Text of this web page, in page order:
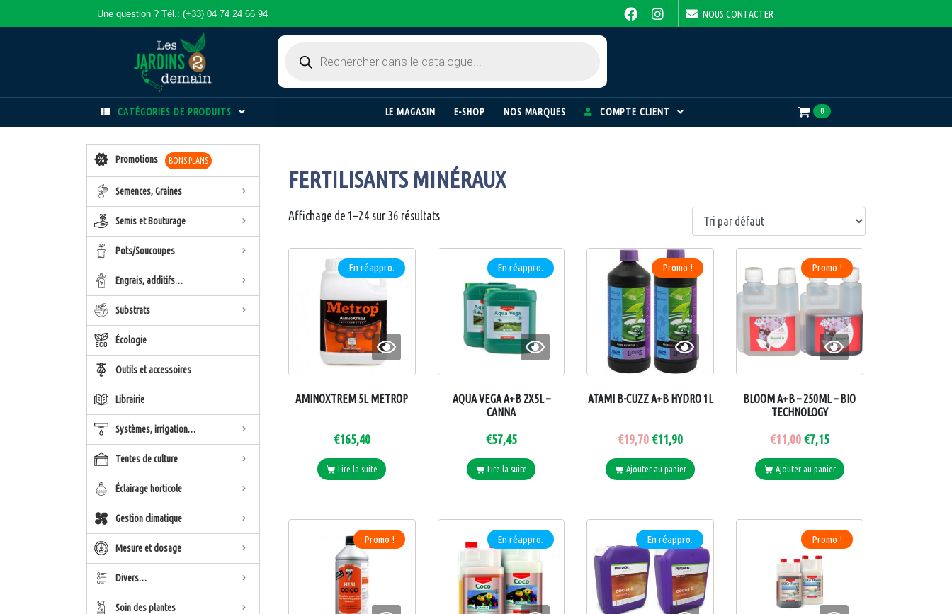
Une question ? Tél.: (+33) 04 74 24 66 94 NOUS CONTACTER
CATÉGORIES DE PRODUITS LE MAGASIN E-SHOP NOS MARQUES COMPTE CLIENT 0
FERTILISANTS MINÉRAUX
Affichage de 1–24 sur 36 résultats
En réappro.
AMINOXTREM 5L METROP
€165,40
Lire la suite
En réappro.
AQUA VEGA A+B 2X5L –
CANNA
€57,45
Lire la suite
Promo !
ATAMI B-CUZZ A+B HYDRO 1L
€19,70€11,90
Ajouter au panier
Promo !
BLOOM A+B – 250ML – BIO
TECHNOLOGY
€11,00€7,15
Ajouter au panier
Promo ! En réappro. En réappro. Promo !
Promotions BONS PLANS
Semences, Graines
Semis et Bouturage
Pots/Soucoupes
Engrais, additifs…
Substrats
Écologie
Outils et accessoires
Librairie
Systèmes, irrigation…
Tentes de culture
Éclairage horticole
Gestion climatique
Mesure et dosage
Divers…
Soin des plantes